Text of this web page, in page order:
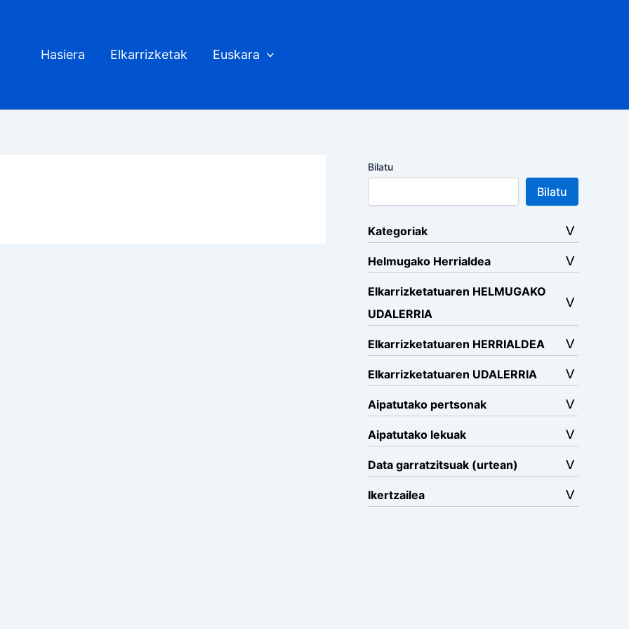
Hasiera Elkarrizketak Euskara
Bilatu
Bilatu
Kategoriak
Helmugako Herrialdea
Elkarrizketatuaren HELMUGAKO
UDALERRIA
Elkarrizketatuaren HERRIALDEA
Elkarrizketatuaren UDALERRIA
Aipatutako pertsonak
Aipatutako lekuak
Data garratzitsuak (urtean)
Ikertzailea